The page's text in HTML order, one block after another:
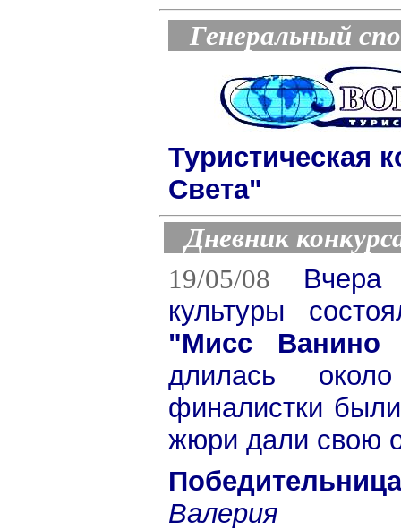
Генеральный
Туристическая
Света"
Дневник
19/05/08
культуры
"Мисс Ванино
длилась
финалистки
жюри дали свою
Победительница
Валерия